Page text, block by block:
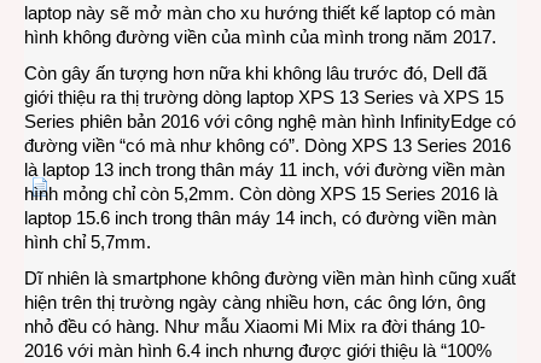
laptop này sẽ mở màn cho xu hướng thiết kế laptop có màn
hình không đường viền của mình của mình trong năm 2017.
Còn gây ấn tượng hơn nữa khi không lâu trước đó, Dell đã
giới thiệu ra thị trường dòng laptop XPS 13 Series và XPS 15
Series phiên bản 2016 với công nghệ màn hình InfinityEdge có
đường viền “có mà như không có”. Dòng XPS 13 Series 2016
là laptop 13 inch trong thân máy 11 inch, với đường viền màn
hình mỏng chỉ còn 5,2mm. Còn dòng XPS 15 Series 2016 là
laptop 15.6 inch trong thân máy 14 inch, có đường viền màn
hình chỉ 5,7mm.
Dĩ nhiên là smartphone không đường viền màn hình cũng xuất
hiện trên thị trường ngày càng nhiều hơn, các ông lớn, ông
nhỏ đều có hàng. Như mẫu Xiaomi Mi Mix ra đời tháng 10-
2016 với màn hình 6.4 inch nhưng được giới thiệu là “100%